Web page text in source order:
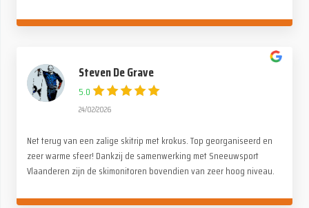
genoten !
Steven De Grave
5.0
24/02/2026
Net terug van een zalige skitrip met krokus. Top georganiseerd en
zeer warme sfeer! Dankzij de samenwerking met Sneeuwsport
Vlaanderen zijn de skimonitoren bovendien van zeer hoog niveau.